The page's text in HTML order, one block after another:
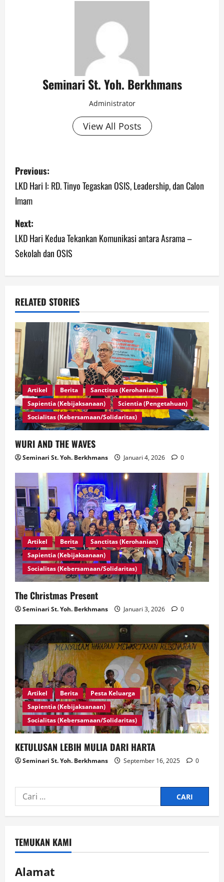
Seminari St. Yoh. Berkhmans
Administrator
View All Posts
Previous:
LKD Hari I: RD. Tinyo Tegaskan OSIS, Leadership, dan Calon
Imam
Next:
LKD Hari Kedua Tekankan Komunikasi antara Asrama –
Sekolah dan OSIS
RELATED STORIES
Artikel Berita
Sanctitas (Kerohanian)
Sapientia (Kebijaksanaan)
Scientia (Pengetahuan)
Socialitas (Kebersamaan/Solidaritas)
WURI AND THE WAVES
Seminari St. Yoh. Berkhmans Januari 4, 2026 0
Artikel Berita
Sanctitas (Kerohanian)
Sapientia (Kebijaksanaan)
Socialitas (Kebersamaan/Solidaritas)
The Christmas Present
Seminari St. Yoh. Berkhmans Januari 3, 2026 0
Artikel Berita
Pesta Keluarga
Sapientia (Kebijaksanaan)
Socialitas (Kebersamaan/Solidaritas)
KETULUSAN LEBIH MULIA DARI HARTA
Seminari St. Yoh. Berkhmans September 16, 2025 0
TEMUKAN KAMI
Alamat